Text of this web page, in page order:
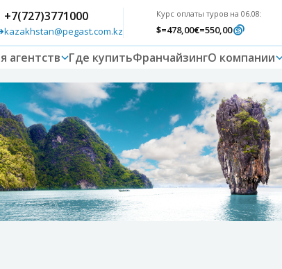
+7(727)3771000
kazakhstan@pegast.com.kz
Курс оплаты туров на 06.08:
$=478,00€=550,00
агентств Где купитьФранчайзингО компании